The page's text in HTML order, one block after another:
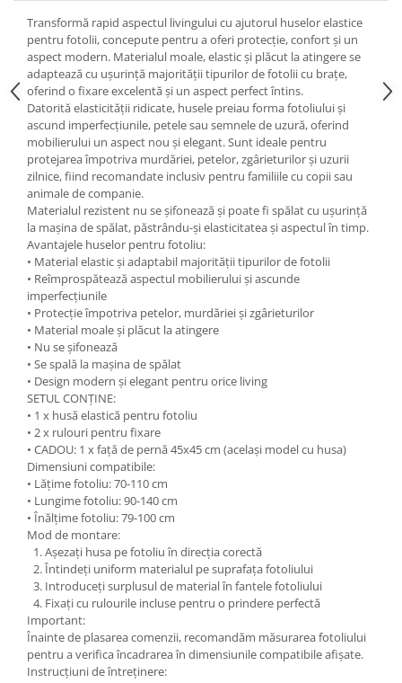
Transformă rapid aspectul livingului cu ajutorul huselor elastice
pentru fotolii, concepute pentru a oferi protecție, confort și un
aspect modern. Materialul moale, elastic și plăcut la atingere se
adaptează cu ușurință majorității tipurilor de fotolii cu brațe,
oferind o fixare excelentă și un aspect perfect întins.
Datorită elasticității ridicate, husele preiau forma fotoliului și
ascund imperfecțiunile, petele sau semnele de uzură, oferind
mobilierului un aspect nou și elegant. Sunt ideale pentru
protejarea împotriva murdăriei, petelor, zgârieturilor și uzurii
zilnice, fiind recomandate inclusiv pentru familiile cu copii sau
animale de companie.
Materialul rezistent nu se șifonează și poate fi spălat cu ușurință
la mașina de spălat, păstrându-și elasticitatea și aspectul în timp.
Avantajele huselor pentru fotoliu:
• Material elastic și adaptabil majorității tipurilor de fotolii
• Reîmprospătează aspectul mobilierului și ascunde
imperfecțiunile
• Protecție împotriva petelor, murdăriei și zgârieturilor
• Material moale și plăcut la atingere
• Nu se șifonează
• Se spală la mașina de spălat
• Design modern și elegant pentru orice living
SETUL CONȚINE:
• 1 x husă elastică pentru fotoliu
• 2 x rulouri pentru fixare
• CADOU: 1 x față de pernă 45x45 cm (același model cu husa)
Dimensiuni compatibile:
• Lățime fotoliu: 70-110 cm
• Lungime fotoliu: 90-140 cm
• Înălțime fotoliu: 79-100 cm
Mod de montare:
Așezați husa pe fotoliu în direcția corectă
Întindeți uniform materialul pe suprafața fotoliului
Introduceți surplusul de material în fantele fotoliului
Fixați cu rulourile incluse pentru o prindere perfectă
Important:
Înainte de plasarea comenzii, recomandăm măsurarea fotoliului
pentru a verifica încadrarea în dimensiunile compatibile afișate.
Instrucțiuni de întreținere: